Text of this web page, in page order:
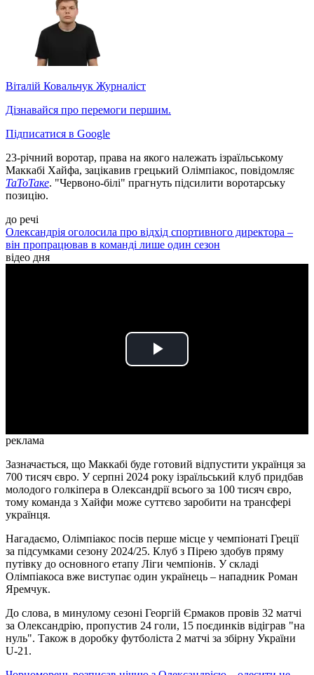
Віталій Ковальчук Журналіст
Дізнавайся про перемоги першим.
Підписатися в Google
23-річний воротар, права на якого належать ізраїльському
Маккабі Хайфа, зацікавив грецький Олімпіакос, повідомляє
ТаТоТаке. "Червоно-білі" прагнуть підсилити воротарську
позицію.
до речі
Олександрія оголосила про відхід спортивного директора –
він пропрацював в команді лише один сезон
відео дня
Play
реклама
Зазначається, що Маккабі буде готовий відпустити українця за
700 тисяч євро. У серпні 2024 року ізраїльський клуб придбав
молодого голкіпера в Олександрії всього за 100 тисяч євро,
тому команда з Хайфи може суттєво заробити на трансфері
українця.
Нагадаємо, Олімпіакос посів перше місце у чемпіонаті Греції
за підсумками сезону 2024/25. Клуб з Пірею здобув пряму
путівку до основного етапу Ліги чемпіонів. У складі
Олімпіакоса вже виступає один українець – нападник Роман
Яремчук.
До слова, в минулому сезоні Георгій Єрмаков провів 32 матчі
за Олександрію, пропустив 24 голи, 15 поєдинків відіграв "на
нуль". Також в доробку футболіста 2 матчі за збірну України
U-21.